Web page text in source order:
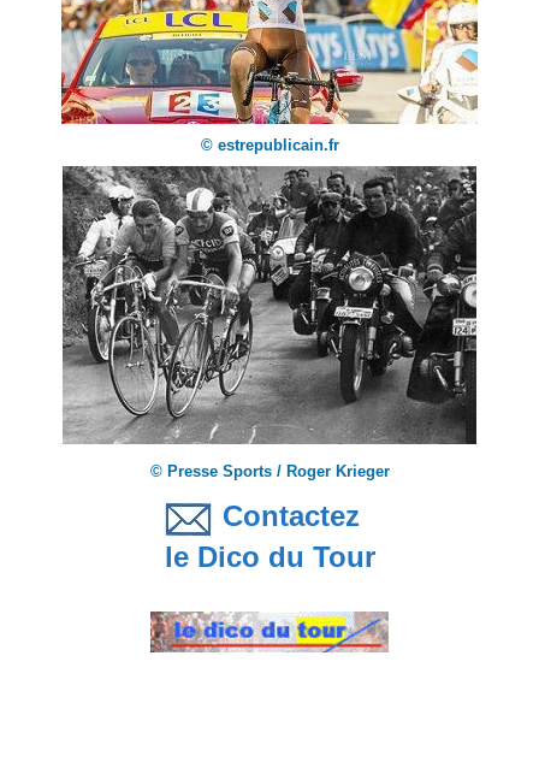
© estrepublicain.fr
© Presse Sports / Roger Krieger
Contactez
le Dico du Tour